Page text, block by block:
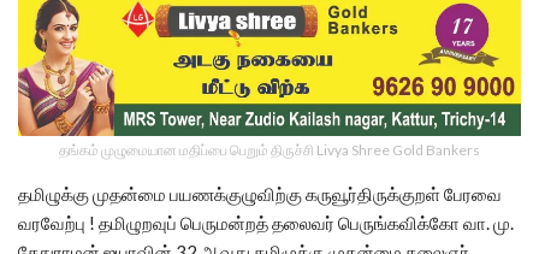
தங்கம் முழுமையான மதிப்பை பெறும் திருச்சி Livya Shree Gold Bankers
தமிழுக்கு முதன்மை பயணக்குழுவிற்கு கருவூர்திருக்குறள் பேரவை
வரவேற்பு ! தமிழுறவுப் பெருமன்றத் தலைவர் பெருங்கவிக்கோ வா. மு.